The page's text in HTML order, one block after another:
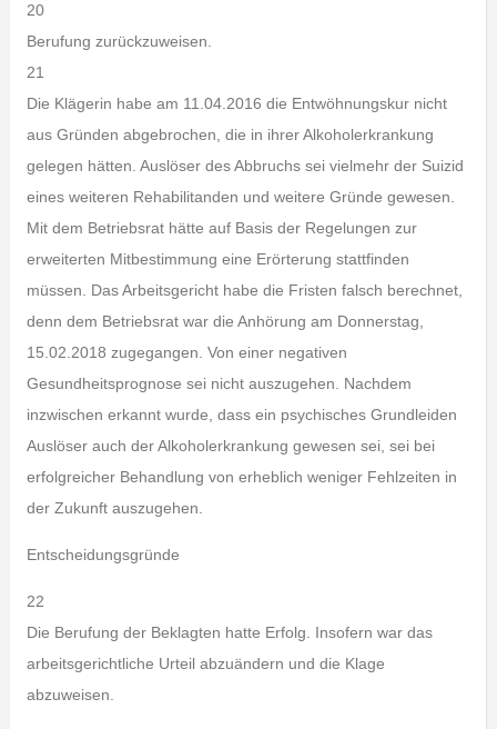
20
Berufung zurückzuweisen.
21
Die Klägerin habe am 11.04.2016 die Entwöhnungskur nicht
aus Gründen abgebrochen, die in ihrer Alkoholerkrankung
gelegen hätten. Auslöser des Abbruchs sei vielmehr der Suizid
eines weiteren Rehabilitanden und weitere Gründe gewesen.
Mit dem Betriebsrat hätte auf Basis der Regelungen zur
erweiterten Mitbestimmung eine Erörterung stattfinden
müssen. Das Arbeitsgericht habe die Fristen falsch berechnet,
denn dem Betriebsrat war die Anhörung am Donnerstag,
15.02.2018 zugegangen. Von einer negativen
Gesundheitsprognose sei nicht auszugehen. Nachdem
inzwischen erkannt wurde, dass ein psychisches Grundleiden
Auslöser auch der Alkoholerkrankung gewesen sei, sei bei
erfolgreicher Behandlung von erheblich weniger Fehlzeiten in
der Zukunft auszugehen.
Entscheidungsgründe
22
Die Berufung der Beklagten hatte Erfolg. Insofern war das
arbeitsgerichtliche Urteil abzuändern und die Klage
abzuweisen.